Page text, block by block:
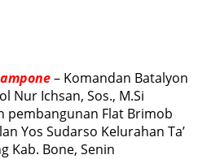
– Komandan Batalyon
Nur Ichsan, Sos., M.Si
pembangunan Flat Brimob
Yos Sudarso Kelurahan Ta’
Kab. Bone, Senin